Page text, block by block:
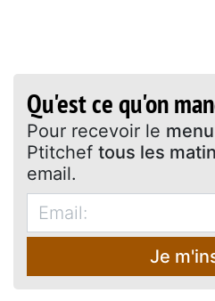
Qu'est ce qu'on
Pour recevoir le
Ptitchef tous les
email.
Je